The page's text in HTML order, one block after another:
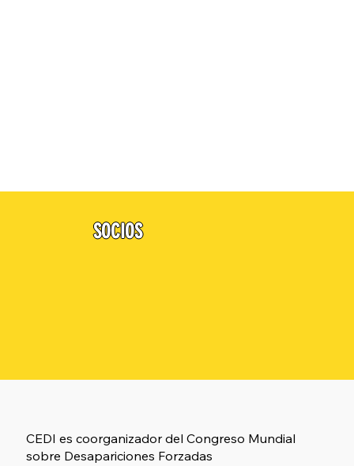
SOCIOS
CEDI es coorganizador del Congreso Mundial
sobre Desapariciones Forzadas